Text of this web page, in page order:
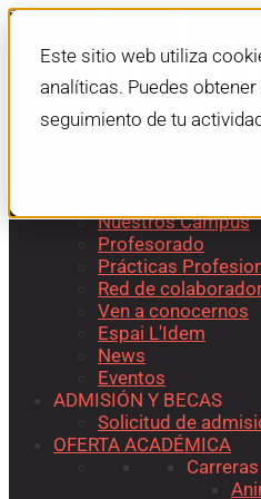
Este sitio web utiliza
analíticas. Puedes
seguimiento de tu
Nuestros Campus
Profesorado
Prácticas
Red de
Ven a conocernos
Espai L'Idem
News
Eventos
ADMISIÓN Y BECAS
Solicitud de
OFERTA ACADÉMICA